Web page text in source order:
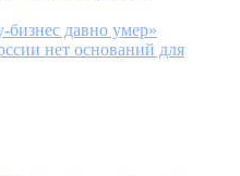
давно умер»
нет оснований для